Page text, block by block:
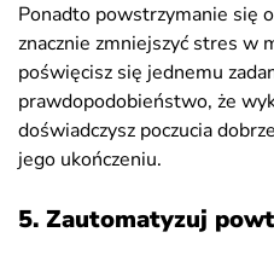
Ponadto powstrzymanie się
znacznie zmniejszyć stres w
poświęcisz się jednemu
prawdopodobieństwo, że
doświadczysz poczucia
jego ukończeniu.
5. Zautomatyzuj